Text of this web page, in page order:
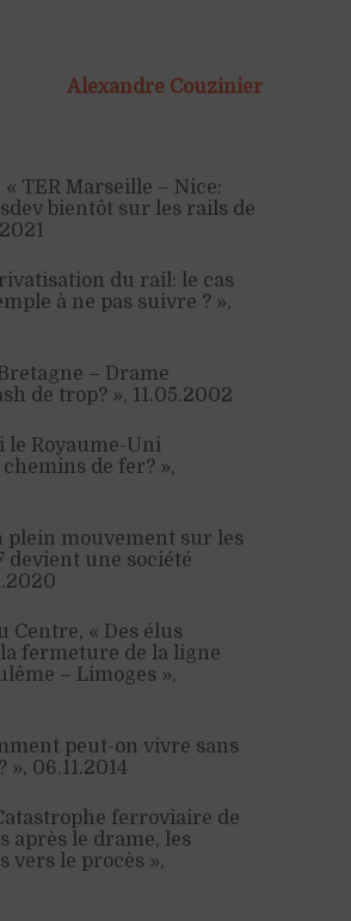
Alexandre Couzinier
« TER Marseille – Nice:
bientôt sur les rails de
du rail: le cas
à ne pas suivre ? »,
– Drame
de trop? », 11.05.2002
le Royaume-Uni
de fer? »,
plein mouvement sur les
devient une société
Centre, « Des élus
fermeture de la ligne
– Limoges »,
peut-on vivre sans
06.11.2014
ferroviaire de
après le drame, les
vers le procès »,